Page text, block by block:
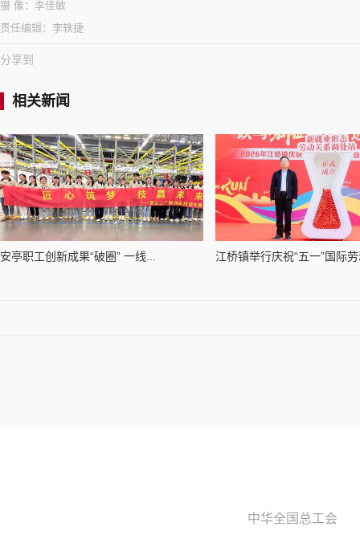
摄 像： 李佳敏
责任编辑： 李轶捷
分享到
相关新闻
安亭职工创新成果“破圈” 一线... 江桥镇举行庆祝“五一”国际
中华全国总工会